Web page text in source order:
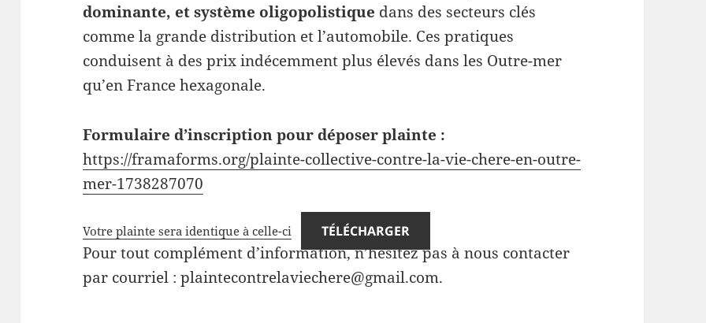
dominante, et système oligopolistique dans des secteurs clés
comme la grande distribution et l’automobile. Ces pratiques
conduisent à des prix indécemment plus élevés dans les Outre-mer
qu’en France hexagonale.
Formulaire d’inscription pour déposer plainte :
https://framaforms.org/plainte-collective-contre-la-vie-chere-en-outre-
mer-1738287070
Votre plainte sera identique à celle-ci TÉLÉCHARGER
Pour tout complément d’information, n’hésitez pas à nous contacter
par courriel : plaintecontrelaviechere@gmail.com.